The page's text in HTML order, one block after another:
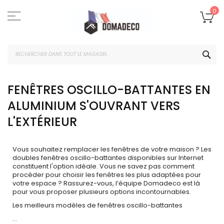
to
Content
0
FENÊTRES OSCILLO-BATTANTES EN
ALUMINIUM S'OUVRANT VERS
L'EXTÉRIEUR
Vous souhaitez remplacer les fenêtres de votre maison ? Les
doubles fenêtres oscillo-battantes disponibles sur Internet
constituent l'option idéale. Vous ne savez pas comment
procéder pour choisir les fenêtres les plus adaptées pour
votre espace ? Rassurez-vous, l’équipe Domadeco est là
pour vous proposer plusieurs options incontournables.
Les meilleurs modèles de fenêtres oscillo-battantes
...